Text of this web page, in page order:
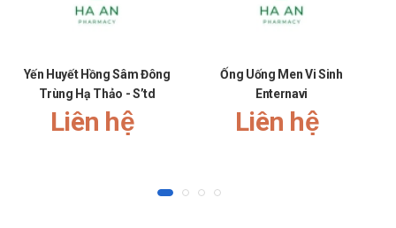
Yến Huyết Hồng Sâm Đông
Trùng Hạ Thảo - S’td
Liên hệ
Ống Uống Men Vi Sinh
Enternavi
Liên hệ